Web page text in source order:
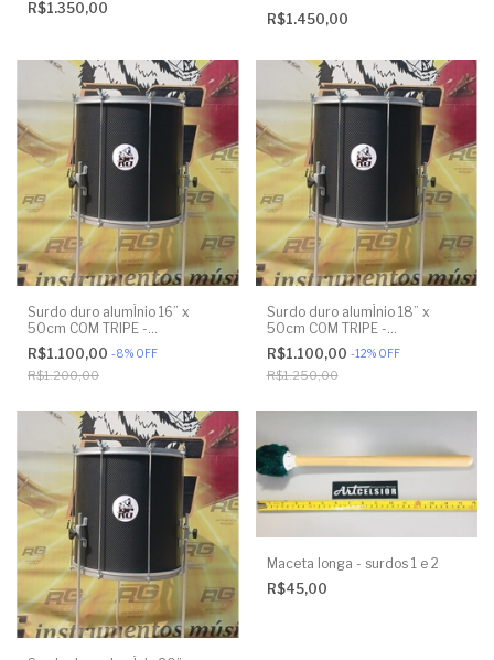
R$1.350,00
PERSONALIZADO
R$1.450,00
Surdo duro alumÍnio 16” x
50cm COM TRIPE -
ENVELOPADO EM PRETO - RG
INSTRUMENTOS
R$1.100,00 -8% OFF
R$1.200,00
Surdo duro alumÍnio 18” x
50cm COM TRIPE -
ENVELOPADO EM PRETO - RG
INSTRUMENTOS
R$1.100,00 -12% OFF
R$1.250,00
Maceta longa - surdos 1 e 2
R$45,00